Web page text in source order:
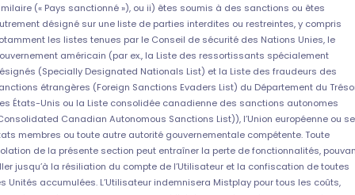
(« Pays sanctionné »), ou ii) êtes soumis à des sanctions ou êtes
désigné sur une liste de parties interdites ou restreintes, y compris
les listes tenues par le Conseil de sécurité des Nations Unies, le
américain (par ex., la Liste des ressortissants spécialement
(Specially Designated Nationals List) et la Liste des fraudeurs des
étrangères (Foreign Sanctions Evaders List) du Département du
États-Unis ou la Liste consolidée canadienne des sanctions autonomes
Canadian Autonomous Sanctions List)), l’Union européenne ou
membres ou toute autre autorité gouvernementale compétente. Toute
de la présente section peut entraîner la perte de fonctionnalités,
jusqu’à la résiliation du compte de l’Utilisateur et la confiscation de toutes
Unités accumulées. L’Utilisateur indemnisera Mistplay pour tous les coûts,